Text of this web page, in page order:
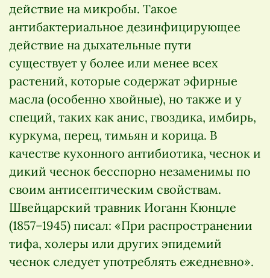
действие на микробы. Такое
антибактериальное дезинфицирующее
действие на дыхательные пути
существует у более или менее всех
растений, которые содержат эфирные
масла (особенно хвойные), но также и у
специй, таких как анис, гвоздика, имбирь,
куркума, перец, тимьян и корица. В
качестве кухонного антибиотика, чеснок и
дикий чеснок бесспорно незаменимы по
своим антисептическим свойствам.
Швейцарский травник Иоганн Кюнцле
(1857–1945) писал: «При распространении
тифа, холеры или других эпидемий
чеснок следует употреблять ежедневно».